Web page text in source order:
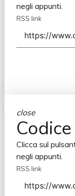
negli appunti.
RSS link
close
Clicca sul
negli appunti.
RSS link